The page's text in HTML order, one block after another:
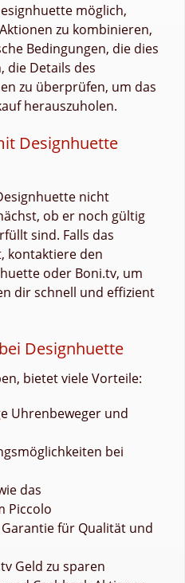
möglich,
zu kombinieren,
Bedingungen, die dies
die Details des
zu überprüfen, um das
herauszuholen.
Designhuette
nicht
ob er noch gültig
sind. Falls das
kontaktiere den
oder Boni.tv, um
dir schnell und effizient
Designhuette
bietet viele Vorteile:
Uhrenbeweger und
bei
das
Piccolo
Garantie für Qualität und
Geld zu sparen